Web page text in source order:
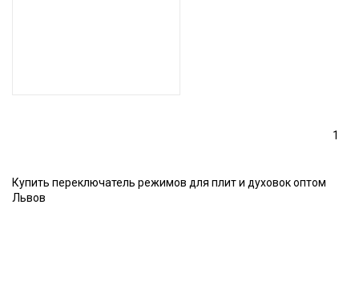
1
Купить переключатель режимов для плит и духовок оптом
Львов